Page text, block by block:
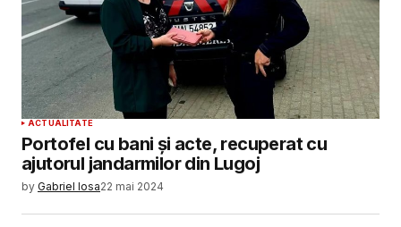
ACTUALITATE
Portofel cu bani și acte, recuperat cu
ajutorul jandarmilor din Lugoj
by Gabriel Iosa22 mai 2024